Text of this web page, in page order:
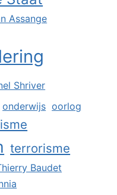
Assange
Shriver
onderwijs oorlog
terrorisme
Baudet